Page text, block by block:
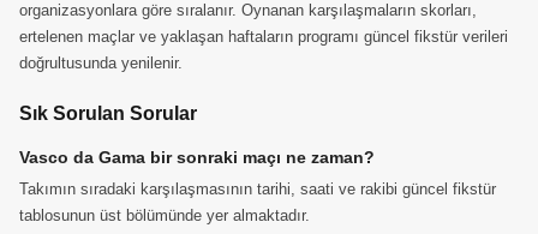
organizasyonlara göre sıralanır. Oynanan karşılaşmaların skorları,
ertelenen maçlar ve yaklaşan haftaların programı güncel fikstür verileri
doğrultusunda yenilenir.
Sık Sorulan Sorular
Vasco da Gama bir sonraki maçı ne zaman?
Takımın sıradaki karşılaşmasının tarihi, saati ve rakibi güncel fikstür
tablosunun üst bölümünde yer almaktadır.